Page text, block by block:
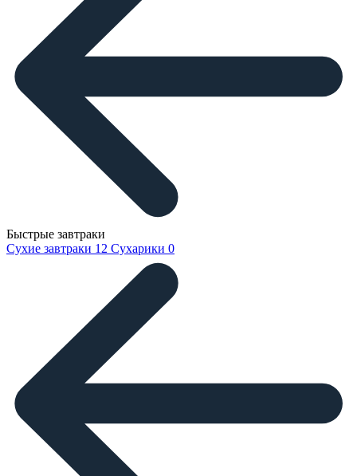
Быстрые завтраки
Сухие завтраки 12 Сухарики 0